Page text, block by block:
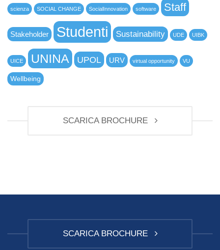
scienza SOCIAL CHANGE SocialInnovation software Staff
Stakeholder Studenti Sustainability UDE UIBK
UICE UNINA UPOL URV virtual opportunity VU
Wellbeing
SCARICA BROCHURE
SCARICA BROCHURE